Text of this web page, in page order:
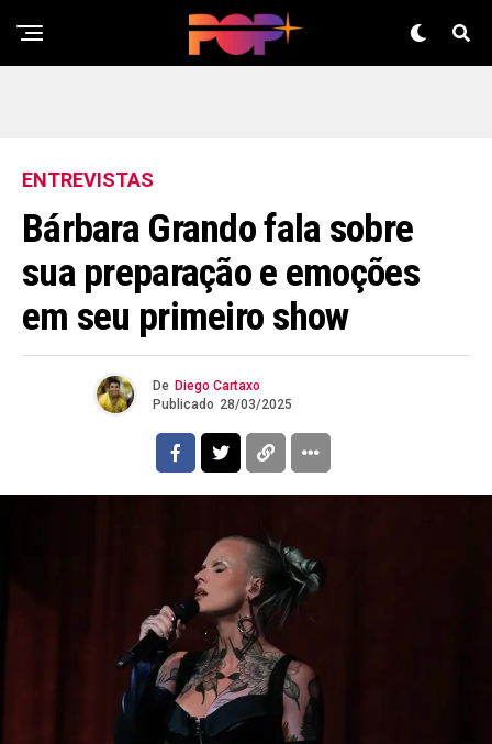
ENTREVISTAS
Bárbara Grando fala sobre
sua preparação e emoções
em seu primeiro show
De Diego Cartaxo
Publicado 28/03/2025